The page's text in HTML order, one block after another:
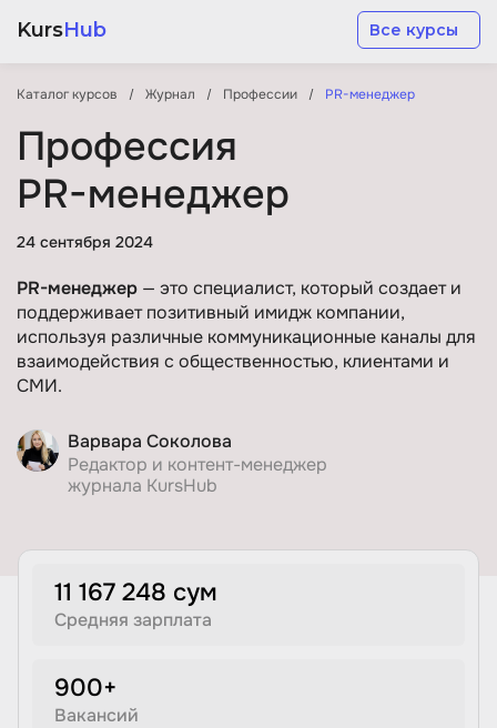
KursHub Все курсы
Каталог курсов Журнал Профессии PR-менеджер
Профессия
PR-менеджер
24 сентября 2024
PR-менеджер — это специалист, который создает и
поддерживает позитивный имидж компании,
используя различные коммуникационные каналы для
взаимодействия с общественностью, клиентами и
СМИ.
Варвара Соколова
Редактор и контент-менеджер
журнала KursHub
11 167 248 сум
Средняя зарплата
900+
Вакансий
Разработка
Маркетинг
Дизайн
Менеджмент
Иностранные языки
Soft Skills
ДПО